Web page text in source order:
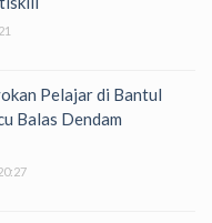
Pelajar di Bantul
Balas Dendam